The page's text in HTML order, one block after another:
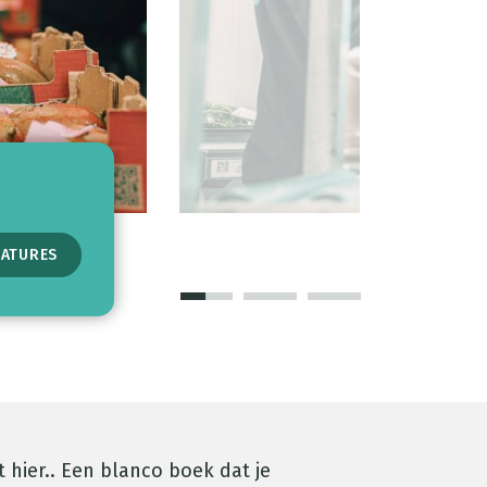
hier.. Een blanco boek dat je